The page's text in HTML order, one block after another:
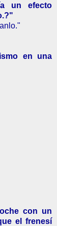
un efecto
en una
con un
el frenesí